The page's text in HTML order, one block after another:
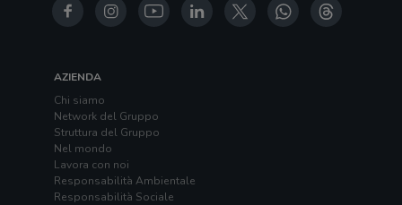
AZIENDA
Chi siamo
Network del Gruppo
Struttura del Gruppo
Nel mondo
Lavora con noi
Responsabilità Ambientale
Responsabilità Sociale